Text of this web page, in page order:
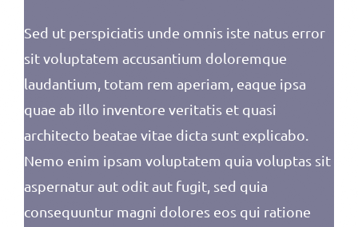
Sed ut perspiciatis unde omnis iste natus error
sit voluptatem accusantium doloremque
laudantium, totam rem aperiam, eaque ipsa
quae ab illo inventore veritatis et quasi
architecto beatae vitae dicta sunt explicabo.
Nemo enim ipsam voluptatem quia voluptas sit
aspernatur aut odit aut fugit, sed quia
consequuntur magni dolores eos qui ratione